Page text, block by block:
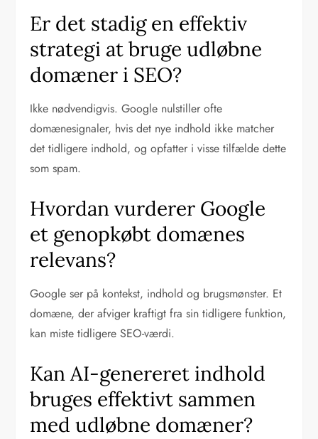
Er det stadig en effektiv
strategi at bruge udløbne
domæner i SEO?
Ikke nødvendigvis. Google nulstiller ofte
domænesignaler, hvis det nye indhold ikke matcher
det tidligere indhold, og opfatter i visse tilfælde dette
som spam.
Hvordan vurderer Google
et genopkøbt domænes
relevans?
Google ser på kontekst, indhold og brugsmønster. Et
domæne, der afviger kraftigt fra sin tidligere funktion,
kan miste tidligere SEO-værdi.
Kan AI-genereret indhold
bruges effektivt sammen
med udløbne domæner?